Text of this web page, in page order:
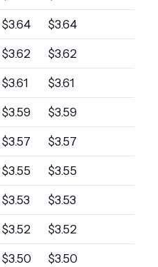
$3.64 $3.64
$3.62 $3.62
$3.61 $3.61
$3.59 $3.59
$3.57 $3.57
$3.55 $3.55
$3.53 $3.53
$3.52 $3.52
$3.50 $3.50